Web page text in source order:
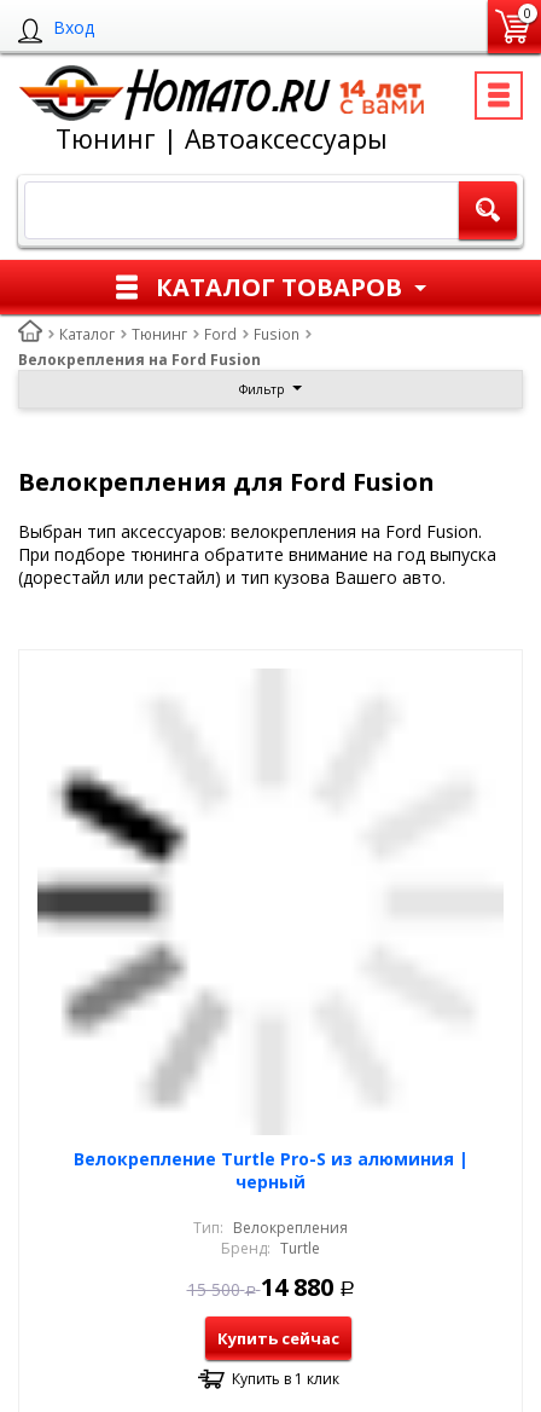
Вход
0
Тюнинг | Автоаксессуары
КАТАЛОГ ТОВАРОВ
Каталог Тюнинг Ford
Fusion
Велокрепления на Ford Fusion
Фильтр
Велокрепления для Ford Fusion
Выбран тип аксессуаров: велокрепления на Ford Fusion.
При подборе тюнинга обратите внимание на год выпуска
(дорестайл или рестайл) и тип кузова Вашего авто.
Велокрепление Turtle Pro-S из алюминия |
черный
Тип: Велокрепления
Бренд: Turtle
15 500 Р 14 880 Р
Купить сейчас
Купить в 1 клик